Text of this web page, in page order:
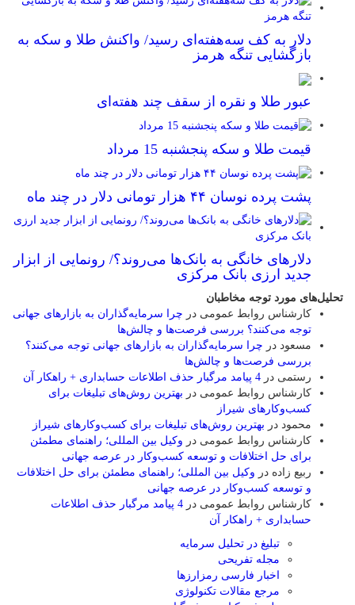
دلار به کف سه‌هفته‌ای رسید/ واکنش طلا و سکه به
بازگشایی تنگه هرمز
عبور طلا و نقره از سقف چند هفته‌ای
قیمت طلا و سکه پنجشنبه 15 مرداد
پشت پرده نوسان ۴۴ هزار تومانی دلار در چند ماه
دلارهای خانگی به بانک‌ها می‌روند؟/ رونمایی از ابزار
جدید ارزی بانک مرکزی
تحلیل‌های مورد توجه مخاطبان
کارشناس روابط عمومی در چرا سرمایه‌گذاران به بازارهای جهانی
توجه می‌کنند؟ بررسی فرصت‌ها و چالش‌ها
مسعود در چرا سرمایه‌گذاران به بازارهای جهانی توجه می‌کنند؟
بررسی فرصت‌ها و چالش‌ها
رستمی در 4 پیامد مرگبار حذف اطلاعات حسابداری + راهکار آن
کارشناس روابط عمومی در بهترین روش‌های تبلیغات برای
کسب‌وکارهای شیراز
محمود در بهترین روش‌های تبلیغات برای کسب‌وکارهای شیراز
کارشناس روابط عمومی در وکیل بین المللی؛ راهنمای مطمئن
برای حل اختلافات و توسعه کسب‌وکار در عرصه جهانی
ربیع زاده در وکیل بین المللی؛ راهنمای مطمئن برای حل اختلافات
و توسعه کسب‌وکار در عرصه جهانی
کارشناس روابط عمومی در
4 پیامد مرگبار حذف اطلاعات
حسابداری + راهکار آن
تبلیغ در تحلیل سرمایه
مجله تفریحی
اخبار فارسی رمزارزها
مرجع مقالات تکنولوژی